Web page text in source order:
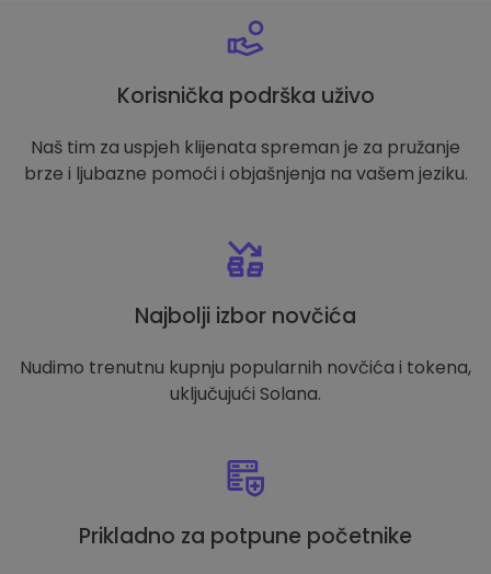
Korisnička podrška uživo
Naš tim za uspjeh klijenata spreman je za pružanje
brze i ljubazne pomoći i objašnjenja na vašem jeziku.
Najbolji izbor novčića
Nudimo trenutnu kupnju popularnih novčića i tokena,
uključujući Solana.
Prikladno za potpune početnike